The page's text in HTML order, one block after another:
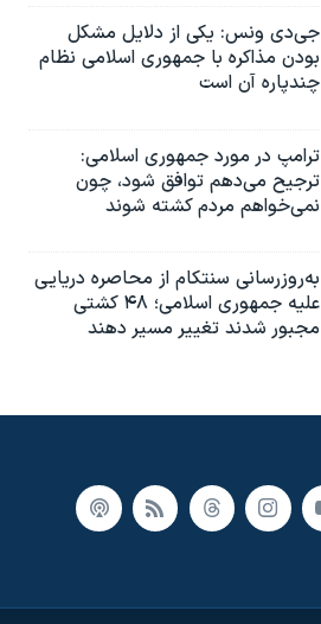
جی‌دی ونس: یکی از دلایل مشکل
بودن مذاکره با جمهوری اسلامی نظام
چندپاره آن است
ترامپ در مورد جمهوری اسلامی:
ترجیح می‌دهم توافق شود، چون
نمی‌خواهم مردم کشته شوند
به‌روزرسانی سنتکام از محاصره دریایی
علیه جمهوری اسلامی؛ ۴۸ کشتی
مجبور شدند تغییر مسیر دهند